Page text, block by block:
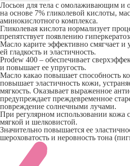
Лосьон для тела с омолаживающим и
на основе 7% гликолевой кислоты,
аминокислотного комплекса.
Гликолевая кислота нормализует
препятствует появлению
Масло карите эффективно смягчает и
ей гладкость и эластичность.
Prodew 400 – обеспечивает
и повышает ее упругость.
Масло какао повышает способность
повышает эластичность кожи,
мягкость. Оказывает выраженное
предупреждает преждевременное
повреждение солнечными лучами.
При регулярном использовании кожа
мягкой и шелковистой.
Значительно повышается ее
шероховатость и неровность тона